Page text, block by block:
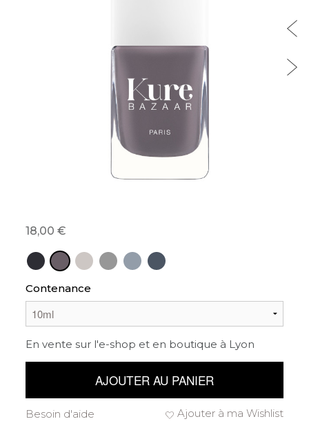
18,00
Contenance
En vente sur l'e-shop et en boutique à Lyon
AJOUTER AU PANIER
Ajouter à ma Wishlist
Besoin d'aide